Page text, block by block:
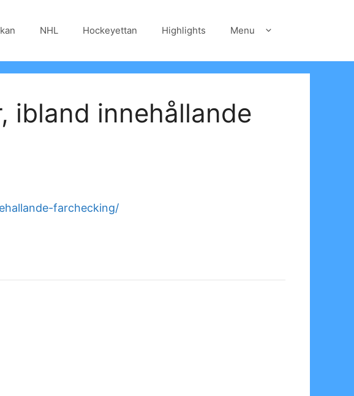
NHL Hockeyettan Highlights Menu
ibland innehållande
farchecking/